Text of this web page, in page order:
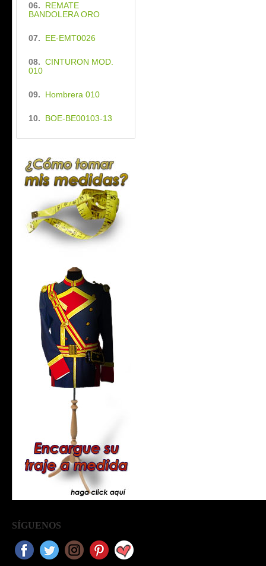
06. REMATE
BANDOLERA ORO
07. EE-EMT0026
08. CINTURON MOD.
010
09. Hombrera 010
10. BOE-BE00103-13
SÍGUENOS